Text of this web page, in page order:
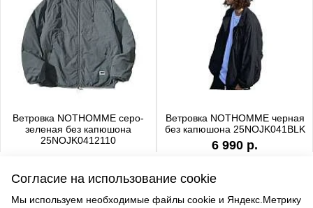
Ветровка NOTHOMME серо-
зеленая без капюшона
25NOJK0412110
Ветровка NOTHOMME черная
без капюшона 25NOJK041BLK
6 990 р.
Согласие на использование cookie
Мы используем необходимые файлы cookie и Яндекс.Метрику